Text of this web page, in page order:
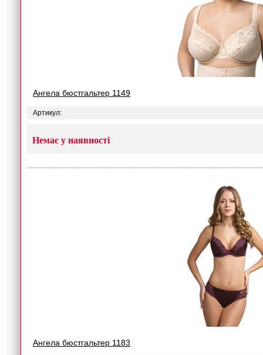
Ангела бюстгальтер 1149
Артикул:
Немає у наявності
Ангела бюстгальтер 1183